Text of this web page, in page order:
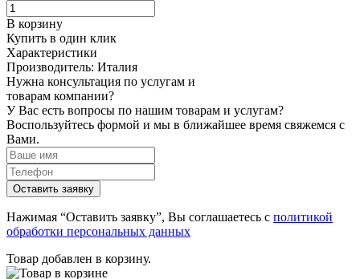
В корзину
Купить в один клик
Характеристики
Производитель: Италия
Нужна консультация по услугам и
товарам компании?
У Вас есть вопросы по нашим товарам и услугам?
Воспользуйтесь формой и мы в ближайшее время свяжемся с
Вами.
Нажимая “Оставить заявку”, Вы соглашаетесь с политикой
обработки персональных данных
Товар добавлен в корзину.